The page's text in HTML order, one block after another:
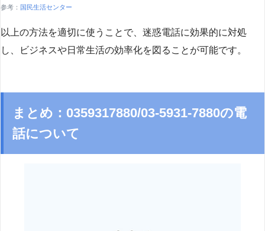
参考： 国民生活センター
以上の方法を適切に使うことで、迷惑電話に効果的に対処
し、ビジネスや日常生活の効率化を図ることが可能です。
まとめ：0359317880/03-5931-7880の電
話について